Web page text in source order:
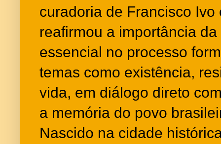
curadoria de Francisco Ivo
reafirmou a importância
essencial no processo
temas como existência,
vida, em diálogo direto
a memória do povo
Nascido na cidade